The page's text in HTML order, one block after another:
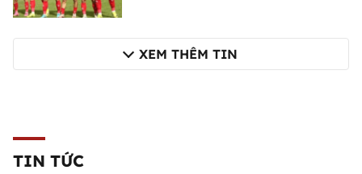
XEM THÊM TIN
TIN TỨC